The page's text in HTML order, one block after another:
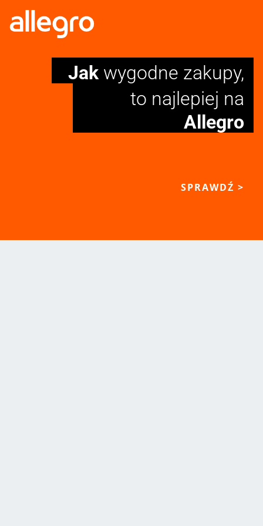
Jak wygodne zakupy,
to najlepiej na
Allegro
SPRAWDŹ >